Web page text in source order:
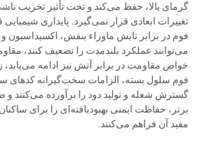
گرمای بالا، حفظ می‌کند و تحت تأثیر تخریب
تغییرات ابعادی قرار نمی‌گیرد. پایداری
فوم در برابر تابش ماوراء بنفش،
می‌توانند عملکرد بلندمدت را تضعیف کنند،
خواص مقاومت در برابر آتش نیز ادامه می‌یابد،
فوم سلول بسته، الزامات سخت‌گیرانه کدهای
گسترش شعله و تولید دود را برآورده می‌کنند
برتر، حفاظت ایمنی بهبودیافته‌ای را برای
مفید آن فراهم می‌کنند.